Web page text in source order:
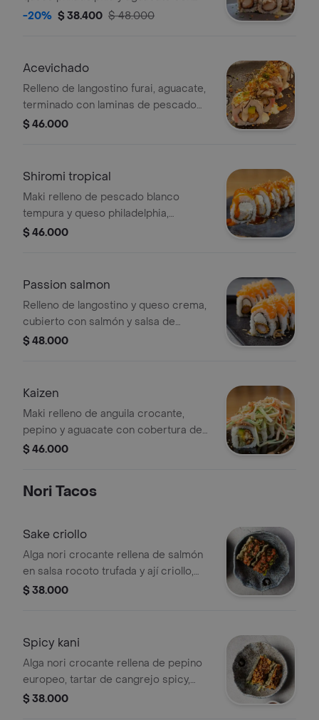
toping de langostino furai bañado en
-20% $ 38.400 $ 48.000
Acevichado
Relleno de langostino furai, aguacate,
terminado con laminas de pescado
blanco, salsa leche de tigre al rocoto,
$ 46.000
Shiromi tropical
Maki relleno de pescado blanco
tempura y queso philadelphia,
cubierto con plátano maduro y salsa
$ 46.000
Passion salmon
Relleno de langostino y queso crema,
cubierto con salmón y salsa de
maracuya, terminado con phillo
$ 48.000
Kaizen
Maki relleno de anguila crocante,
pepino y aguacate con cobertura de
atún, terminado con ensalada
$ 46.000
Nori Tacos
Sake criollo
Alga nori crocante rellena de salmón
en salsa rocoto trufada y ají criollo,
con aguacate y aceite de cilantro,
$ 38.000
Spicy kani
Alga nori crocante rellena de pepino
europeo, tartar de cangrejo spicy,
decorado con mix de ajonjolí
$ 38.000